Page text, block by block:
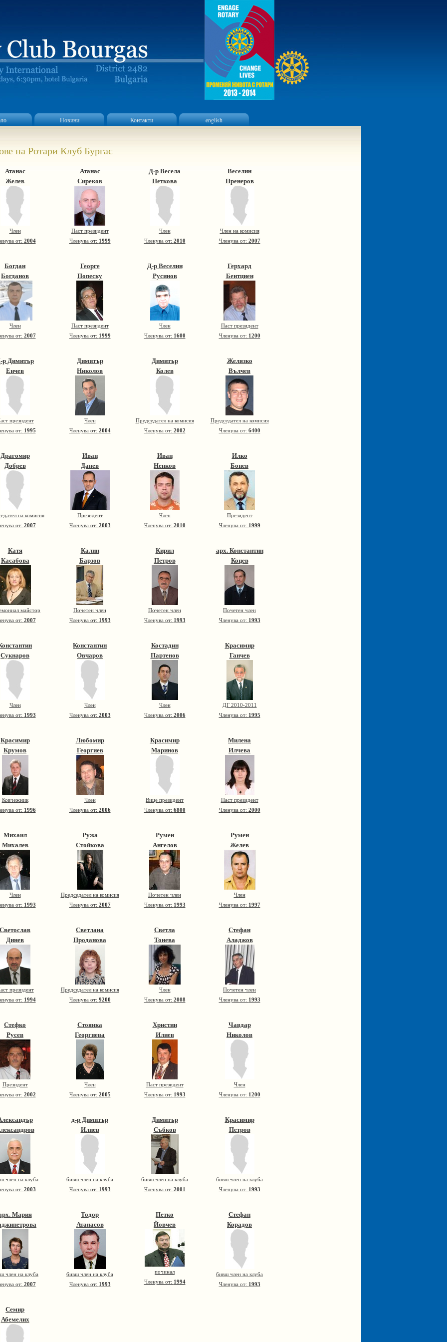
Новини Контакти english
на Ротари Клуб Бургас
Атанас
Желев
Член
от: 2004
Атанас
Сиреков
Паст президент
Членува от: 1999
Д-р Весела
Петкова
Член
Членува от: 2010
Веселин
Пренеров
Член на комисия
Членува от: 2007
Богдан
Богданов
Член
от: 2007
Георге
Попеску
Паст президент
Членува от: 1999
Д-р Веселин
Русинов
Член
Членува от: 1600
Герхард
Бентциен
Паст президент
Членува от: 1200
р Димитър
Енчев
президент
от: 1995
Димитър
Николов
Член
Членува от: 2004
Димитър
Колев
Председател на комисия
Членува от: 2002
Желязко
Вълчев
Председател на комисия
Членува от: 6400
Драгомир
Добрев
на комисия
от: 2007
Иван
Данев
Президент
Членува от: 2003
Иван
Ненков
Член
Членува от: 2010
Илко
Бонев
Президент
Членува от: 1999
Катя
Касабова
майстор
от: 2007
Калин
Барзов
Почетен член
Членува от: 1993
Кирил
Петров
Почетен член
Членува от: 1993
арх. Константин
Коцев
Почетен член
Членува от: 1993
Сукнаров
Член
от: 1993
Константин
Овчаров
Член
Членува от: 2003
Костадин
Партенов
Член
Членува от: 2006
Красимир
Ганчев
ДГ 2010-2011
Членува от: 1995
Красимир
Крумов
Ковчежник
от: 1996
Любомир
Георгиев
Член
Членува от: 2006
Красимир
Маринов
Вице президент
Членува от: 6800
Милена
Илчева
Паст президент
Членува от: 2000
Михаил
Михалев
Член
от: 1993
Ружа
Стойкова
Председател на комисия
Членува от: 2007
Румен
Ангелов
Почетен член
Членува от: 1993
Румен
Желев
Член
Членува от: 1997
Светослав
Динев
президент
от: 1994
Светлана
Проданова
Председател на комисия
Членува от: 9200
Светла
Тонева
Член
Членува от: 2008
Стефан
Аладжов
Почетен член
Членува от: 1993
Стефко
Русев
Президент
от: 2002
Стоянка
Георгиева
Член
Членува от: 2005
Христин
Илиев
Паст президент
Членува от: 1993
Чавдар
Николов
Член
Членува от: 1200
член на клуба
от: 2003
д-р Димитър
Илиев
бивш член на клуба
Членува от: 1993
Димитър
Събков
бивш член на клуба
Членува от: 2001
Красимир
Петров
бивш член на клуба
Членува от: 1993
Мария
член на клуба
от: 2007
Тодор
Атанасов
бивш член на клуба
Членува от: 1993
Петко
Йовчев
починал
Членува от: 1994
Стефан
Корадов
бивш член на клуба
Членува от: 1993
Семир
Абемелих